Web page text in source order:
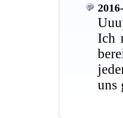
Ich
uns